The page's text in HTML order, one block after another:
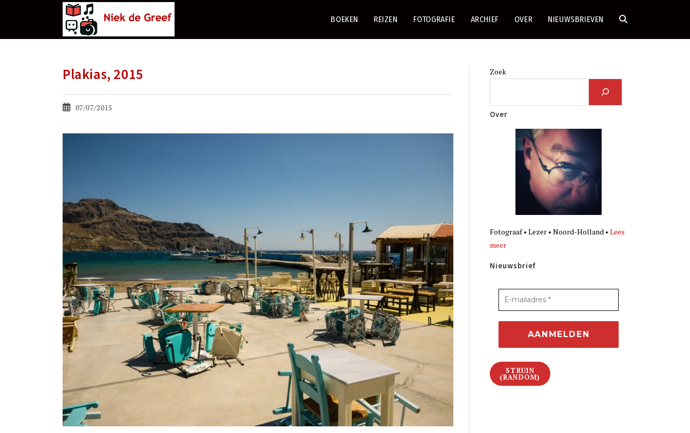
BOEKEN REIZEN FOTOGRAFIE ARCHIEF OVER NIEUWSBRIEVEN TOGGLE
Plakias, 2015
Bericht07/07/2015
Zoek
Over
Fotograaf • Lezer • Noord-Holland • Lees
meer
Nieuwsbrief
STRUIN
(RANDOM)